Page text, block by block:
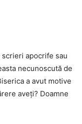
scrieri apocrife sau
necunoscută de
a avut motive
aveţi? Doamne